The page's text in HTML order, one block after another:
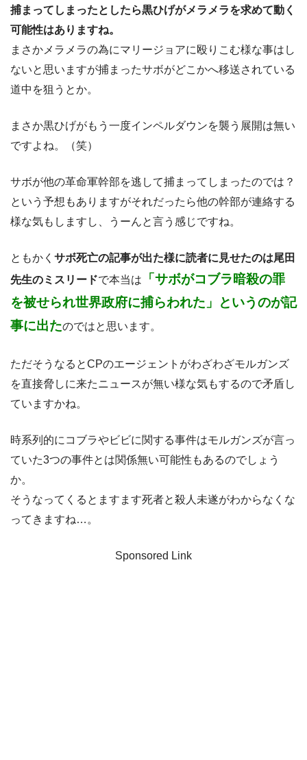
捕まってしまったとしたら黒ひげがメラメラを求めて動く
可能性はありますね。
まさかメラメラの為にマリージョアに殴りこむ様な事はし
ないと思いますが捕まったサボがどこかへ移送されている
道中を狙うとか。
まさか黒ひげがもう一度インペルダウンを襲う展開は無い
ですよね。（笑）
サボが他の革命軍幹部を逃して捕まってしまったのでは？
という予想もありますがそれだったら他の幹部が連絡する
様な気もしますし、うーんと言う感じですね。
ともかく サボ死亡の記事が出た様に読者に見せたのは尾田
先生のミスリードで本当は
「サボがコブラ暗殺の罪
を被せられ世界政府に捕らわれた」というのが記
事に出たのではと思います。
ただそうなるとCPのエージェントがわざわざモルガンズ
を直接脅しに来たニュースが無い様な気もするので矛盾し
ていますかね。
時系列的にコブラやビビに関する事件はモルガンズが言っ
ていた3つの事件とは関係無い可能性もあるのでしょう
か。
そうなってくるとますます死者と殺人未遂がわからなくな
ってきますね…。
Sponsored Link